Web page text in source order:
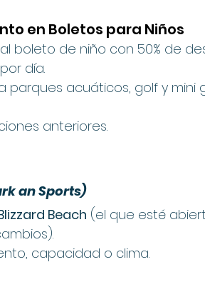
en Boletos para Niños
boleto de niño con 50% de
día.
parques acuáticos, golf y mini
anteriores.
an Sports)
Beach (el que esté
capacidad o clima.